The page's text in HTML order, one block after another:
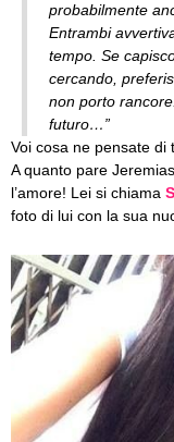
probabilmente
Entrambi
tempo. Se
cercando,
non porto
futuro…”
Voi cosa ne pensate di
A quanto pare
l’amore! Lei si chiama
foto di lui con la sua